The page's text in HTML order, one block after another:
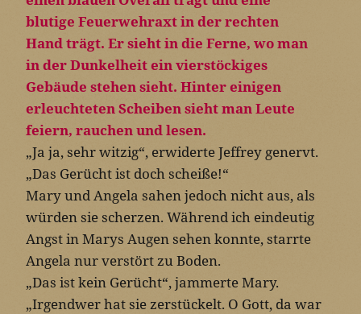
„Ja ja, sehr witzig“, erwiderte Jeffrey genervt.
„Das Gerücht ist doch scheiße!“
Mary und Angela sahen jedoch nicht aus, als
würden sie scherzen. Während ich eindeutig
Angst in Marys Augen sehen konnte, starrte
Angela nur verstört zu Boden.
„Das ist kein Gerücht“, jammerte Mary.
„Irgendwer hat sie zerstückelt. O Gott, da war